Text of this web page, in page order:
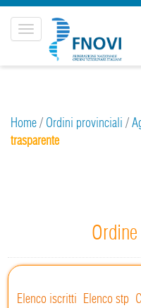
Toggle
navigation
Home/ Ordini provinciali /
trasparente
Elenco iscritti Elenco stp